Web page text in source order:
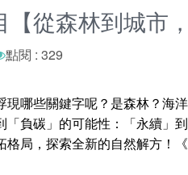
【從森林到城市
點閱 : 329
哪些關鍵字呢？是森林？海
負碳」的可能性：「永續」
局，探索全新的自然解方！